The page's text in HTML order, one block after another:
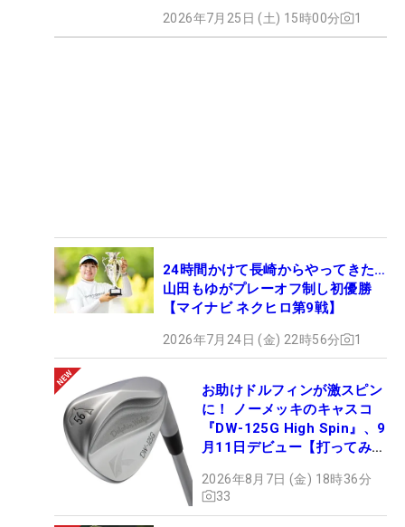
2026年7月25日 (土) 15時00分 1
24時間かけて長崎からやってきた…
山田もゆがプレーオフ制し初優勝
【マイナビ ネクヒロ第9戦】
2026年7月24日 (金) 22時56分 1
お助けドルフィンが激スピン
に！ ノーメッキのキャスコ
『DW-125G High Spin』、9
月11日デビュー【打ってみ
2026年8月7日 (金) 18時36分
33